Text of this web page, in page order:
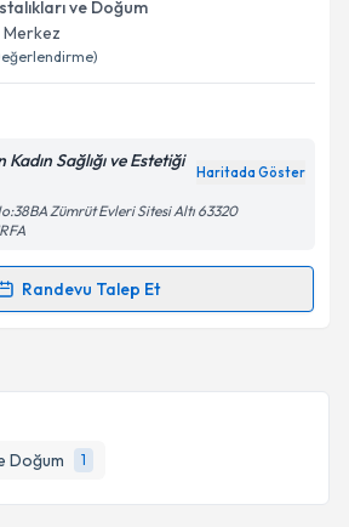
Doğum
1
e-posta ile
işlenmesine ilişkinAydınlatma
ve kişisel verilerimin belirtilen
işlenmesini kabul ediyorum.
ve Doğum
Merkez
Sağlığı ve Estetiği
Haritada Göster
Zümrüt Evleri Sitesi Altı 63320
Randevu Talep Et
Talebi
e-posta ile bilgilendireceğiz.